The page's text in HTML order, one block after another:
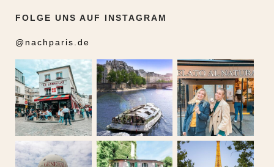
FOLGE UNS AUF INSTAGRAM
@nachparis.de